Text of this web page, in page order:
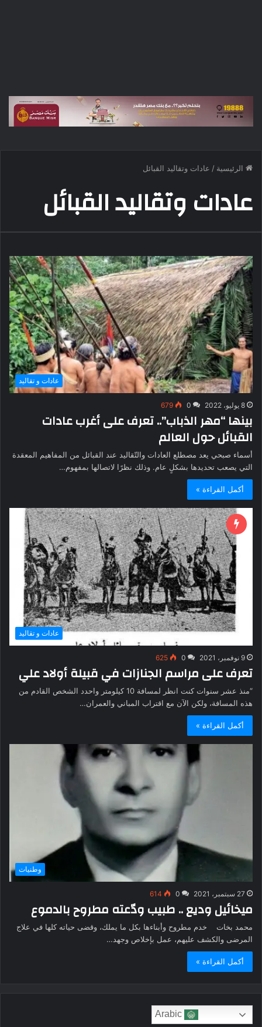
الرئيسية / عادات وتقاليد القبائل
عادات وتقاليد القبائل
عادات و تقاليد
8 يوليو، 2022 0
679
بينها “مهر الذباب”.. تعرف على أغرب عادات
القبائل حول العالم
أسماء صبحي يعد مصطلع العادات والتّقاليد عند القبائل من المفاهيم المعقدة
التي يصعب تحديدها بشكلٍ عام. وذلك نظرًا لاتصالها بمفهوم…
أكمل القراءة »
عادات و تقاليد
9 نوفمبر، 2021 0
625
تعرف على مراسم الجنازات في قبيلة أولاد علي
“منذ عشر سنوات كنت انظر لمسافة 10 كيلومتر واحدد الشخص القادم من
هذه المسافة، ولكن الآن مع اقتراب المباني والعمران…
أكمل القراءة »
وطنيات
27 سبتمبر، 2021 0
614
ميخائيل وديع .. طبيب ودّعته مطروح بالدموع
محمد بخات خدم مطروح وأبناءها بكل ما يملك، وقضى حياته كلها في علاج
المرضى والكشف عليهم، عمل بإخلاص وجهد…
أكمل القراءة »